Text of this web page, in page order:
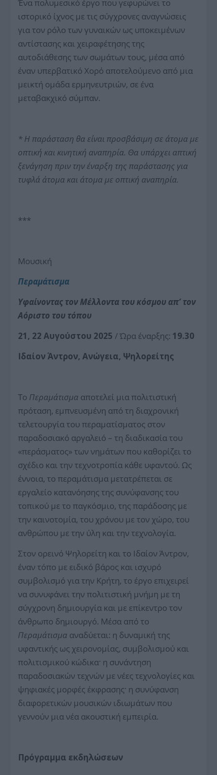
Ένα πολυμεσικό έργο που γεφυρώνει το
ιστορικό ίχνος με τις σύγχρονες αναγνώσεις
για τον ρόλο των γυναικών ως υποκειμένων
αντίστασης και χειραφέτησης της
αυτοδιάθεσης των σωμάτων τους, μέσα από
έναν υπερβατικό Χορό αποτελούμενο από μια
μεικτή ομάδα ερμηνευτριών, σε ένα
μεταβακχικό σύμπαν.
* Η παράσταση θα είναι προσβάσιμη σε άτομα με
οπτική και κινητική αναπηρία. Θα υπάρχει απτική
ξενάγηση πριν την έναρξη της παράστασης για
τυφλά άτομα και άτομα με οπτική αναπηρία.
***
Μουσική
Περαμάτισμα
Υφαίνοντας τον Μέλλοντα του κόσμου απ’ τον
Αόριστο του τόπου
21, 22 Αυγούστου 2025 / Ώρα έναρξης: 19.30
Ιδαίον Άντρον, Ανώγεια, Ψηλορείτης
Το Περαμάτισμα αποτελεί μια πολιτιστική
πρόταση, εμπνευσμένη από τη διαχρονική
τελετουργία του περαματίσματος στον
παραδοσιακό αργαλειό – τη διαδικασία του
«περάσματος» των νημάτων που καθορίζει το
σχέδιο και την τεχνοτροπία κάθε υφαντού. Ως
έννοια, το περαμάτισμα μετατρέπεται σε
εργαλείο κατανόησης της συνύφανσης του
τοπικού με το παγκόσμιο, της παράδοσης με
την καινοτομία, του χρόνου με τον χώρο, του
ανθρώπου με την ύλη και την τεχνολογία.
Στον ορεινό Ψηλορείτη και το Ιδαίον Άντρον,
έναν τόπο με ειδικό βάρος και ισχυρό
συμβολισμό για την Κρήτη, το έργο επιχειρεί
να συνυφάνει την πολιτιστική μνήμη με τη
σύγχρονη δημιουργία και με επίκεντρο τον
άνθρωπο δημιουργό. Μέσα από το
Περαμάτισμα αναδύεται: η δυναμική της
υφαντικής ως χειρονομίας, συμβολισμού και
πολιτισμικού κώδικα· η συνάντηση
παραδοσιακών τεχνών με νέες τεχνολογίες και
ψηφιακές μορφές έκφρασης· η συνύφανση
διαφορετικών μουσικών ιδιωμάτων που
γεννούν μια νέα ακουστική εμπειρία.
Πρόγραμμα εκδηλώσεων